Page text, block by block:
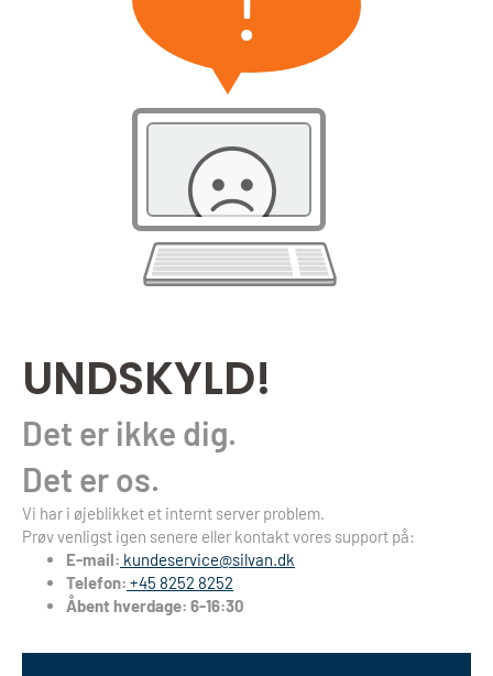
UNDSKYLD!
Det er ikke dig.
Det er os.
Vi har i øjeblikket et internt server problem.
Prøv venligst igen senere eller kontakt vores support på:
E-mail: kundeservice@silvan.dk
Telefon: +45 8252 8252
Åbent hverdage: 6-16:30